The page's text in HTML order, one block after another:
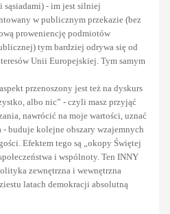
sąsiadami) - im jest silniej
w publicznym przekazie (bez
proweniencję podmiotów
tym bardziej odrywa się od
Unii Europejskiej. Tym samym
przenoszony jest też na dyskurs
albo nic” - czyli masz przyjąć
nawrócić na moje wartości, uznać
buduje kolejne obszary wzajemnych
Efektem tego są „okopy Świętej
i wspólnoty. Ten INNY
zewnętrzna i wewnętrzna
latach demokracji absolutną